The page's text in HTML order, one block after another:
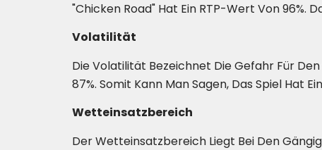
"Chicken Road" Hat Ein RTP-Wert Von 96%.
Volatilität
Die Volatilität Bezeichnet Die Gefahr Für
87%. Somit Kann Man Sagen, Das Spiel Hat
Wetteinsatzbereich
Der Wetteinsatzbereich Liegt Bei Den